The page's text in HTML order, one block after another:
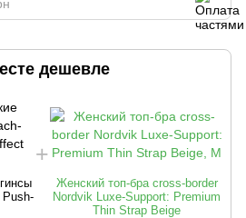
дешевле
Push-
Женский топ-бра cross-border
Nordvik Luxe-Support: Premium
Thin Strap Beige